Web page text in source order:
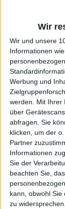
Wir
Wir und unsere
Informationen
Werbung und
werden.
Mit Ihrer
über
abfragen. Sie
klicken, um der
Partner
Informationen
Sie der
beachten Sie,
kann, obwohl Sie
zu